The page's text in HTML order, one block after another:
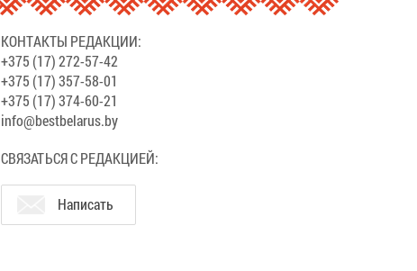
КОНТАКТЫ РЕДАКЦИИ:
+375 (17) 272-57-42
+375 (17) 357-58-01
+375 (17) 374-60-21
info@bestbelarus.by
СВЯЗАТЬСЯ С РЕДАКЦИЕЙ:
Написать